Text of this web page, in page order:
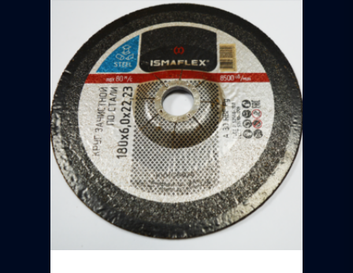
Полимерпласт
3Д Крестики
Волжский
Завод
Речицкий Метизный